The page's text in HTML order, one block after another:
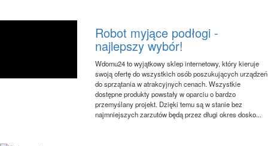
Robot myjące podłogi -
najlepszy wybór!
Wdomu24 to wyjątkowy sklep internetowy, który kieruje
swoją ofertę do wszystkich osób poszukujących urządzeń
do sprzątania w atrakcyjnych cenach. Wszystkie
dostępne produkty powstały w oparciu o bardzo
przemyślany projekt. Dzięki temu są w stanie bez
najmniejszych zarzutów będą przez długi okres dosko...